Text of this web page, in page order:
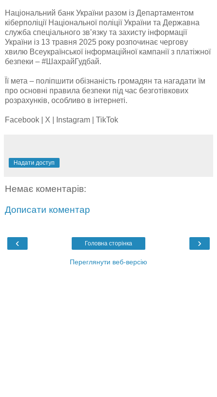
Національний банк України разом із Департаментом
кіберполіції Національної поліції України та Державна
служба спеціального зв’язку та захисту інформації
України із 13 травня 2025 року розпочинає чергову
хвилю Всеукраїнської інформаційної кампанії з платіжної
безпеки – #ШахрайГудбай.
Її мета – поліпшити обізнаність громадян та нагадати їм
про основні правила безпеки під час безготівкових
розрахунків, особливо в інтернеті.
Facebook | X | Instagram | TikTok
Надати доступ
Немає коментарів:
Дописати коментар
‹ ›
Головна сторінка
Переглянути веб-версію